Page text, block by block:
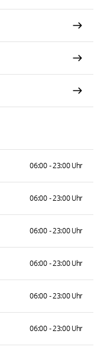
06:00 - 23:00 Uhr
06:00 - 23:00 Uhr
06:00 - 23:00 Uhr
06:00 - 23:00 Uhr
06:00 - 23:00 Uhr
06:00 - 23:00 Uhr